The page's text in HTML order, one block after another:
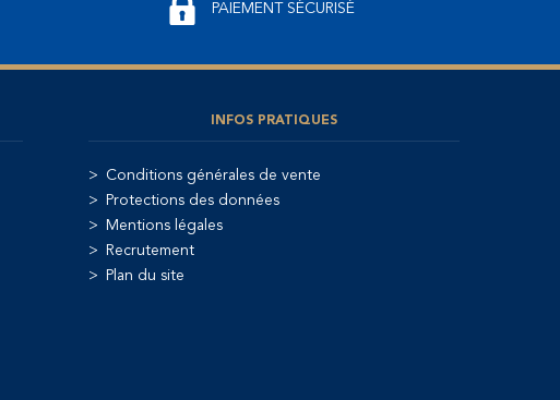
PAIEMENT SÉCURISÉ
INFOS PRATIQUES
Conditions générales de vente
Protections des données
Mentions légales
Recrutement
Plan du site